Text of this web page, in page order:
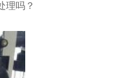
理吗？